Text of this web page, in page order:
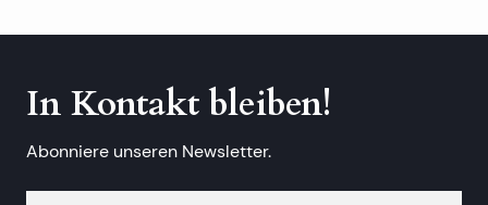
In Kontakt bleiben!
Abonniere unseren Newsletter.